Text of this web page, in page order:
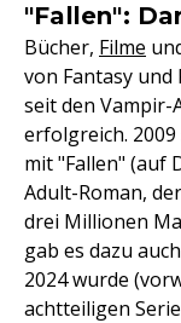
"Fallen":
Bücher, Filme
von Fantasy und
seit den
erfolgreich.
mit "Fallen" (auf
Adult-Roman,
drei Millionen
gab es dazu
2024 wurde
achtteiligen